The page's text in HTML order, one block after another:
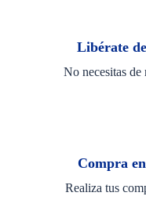
Libérate
No necesitas
Compra
Realiza tus